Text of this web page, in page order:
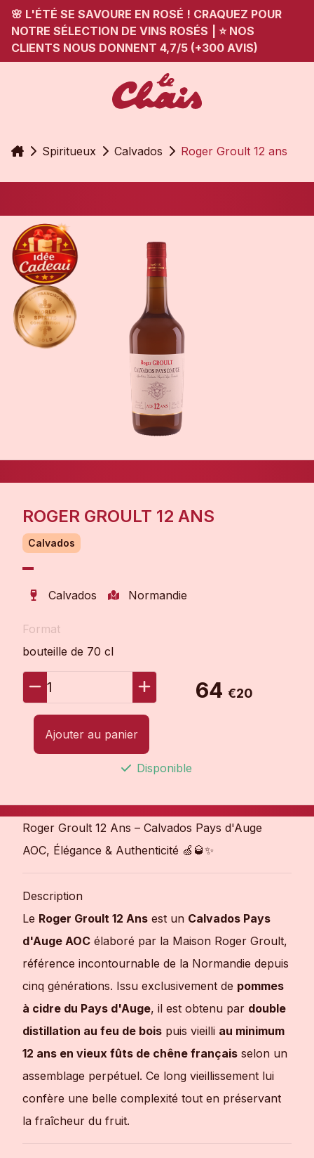
🌸 L'ÉTÉ SE SAVOURE EN ROSÉ ! CRAQUEZ POUR
NOTRE SÉLECTION DE VINS ROSÉS
⭐ NOS
CLIENTS NOUS DONNENT 4,7/5 (+300 AVIS)
AccueilSpiritueux Calvados Roger Groult 12 ans
ROGER GROULT 12 ANS
Calvados
Calvados Normandie
Format
bouteille de 70 cl
1 64 €20
Ajouter au panier
Disponible
Roger Groult 12 Ans – Calvados Pays d'Auge
AOC, Élégance & Authenticité 🍏🥃✨
Description
Le Roger Groult 12 Ans est un Calvados Pays
d'Auge AOC élaboré par la Maison Roger Groult,
référence incontournable de la Normandie depuis
cinq générations. Issu exclusivement de pommes
à cidre du Pays d'Auge, il est obtenu par double
distillation au feu de bois puis vieilli au minimum
12 ans en vieux fûts de chêne français selon un
assemblage perpétuel. Ce long vieillissement lui
confère une belle complexité tout en préservant
la fraîcheur du fruit.